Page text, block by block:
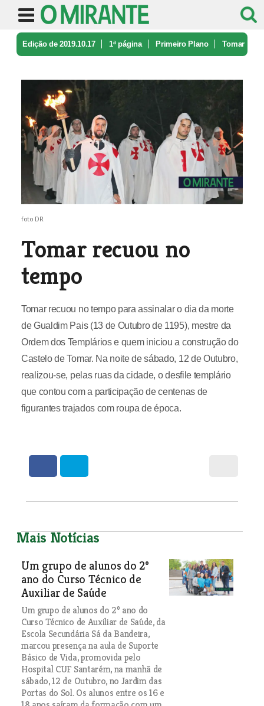
Edição de 2019.10.17 1ª página Primeiro Plano Tomar
foto DR
Tomar recuou no
tempo
Tomar recuou no tempo para assinalar o dia da morte
de Gualdim Pais (13 de Outubro de 1195), mestre da
Ordem dos Templários e quem iniciou a construção do
Castelo de Tomar. Na noite de sábado, 12 de Outubro,
realizou-se, pelas ruas da cidade, o desfile templário
que contou com a participação de centenas de
figurantes trajados com roupa de época.
Mais Notícias
Um grupo de alunos do 2º
ano do Curso Técnico de
Auxiliar de Saúde
Um grupo de alunos do 2º ano do
Curso Técnico de Auxiliar de Saúde, da
Escola Secundária Sá da Bandeira,
marcou presença na aula de Suporte
Básico de Vida, promovida pelo
Hospital CUF Santarém, na manhã de
sábado, 12 de Outubro, no Jardim das
Portas do Sol. Os alunos entre os 16 e